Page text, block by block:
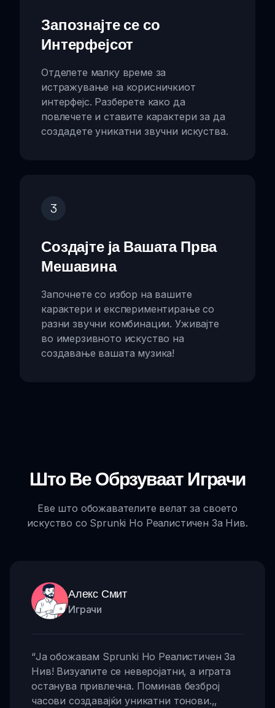
Запознајте се со
Интерфејсот
Отделете малку време за
истражување на корисничкиот
интерфејс. Разберете како да
повлечете и ставите карактери за да
создадете уникатни звучни искуства.
3
Создајте ја Вашата Прва
Мешавина
Започнете со избор на вашите
карактери и експериментирање со
разни звучни комбинации. Уживајте
во имерзивното искуство на
создавање вашата музика!
Што Ве Обрзуваат Играчи
Еве што обожавателите велат за своето
искуство со Sprunki Но Реалистичен За Нив.
Алекс Смит
Играчи
“Ја обожавам Sprunki Но Реалистичен За
Нив! Визуалите се неверојатни, а играта
останува привлечна. Поминав безброј
часови создавајќи уникатни тонови.,,